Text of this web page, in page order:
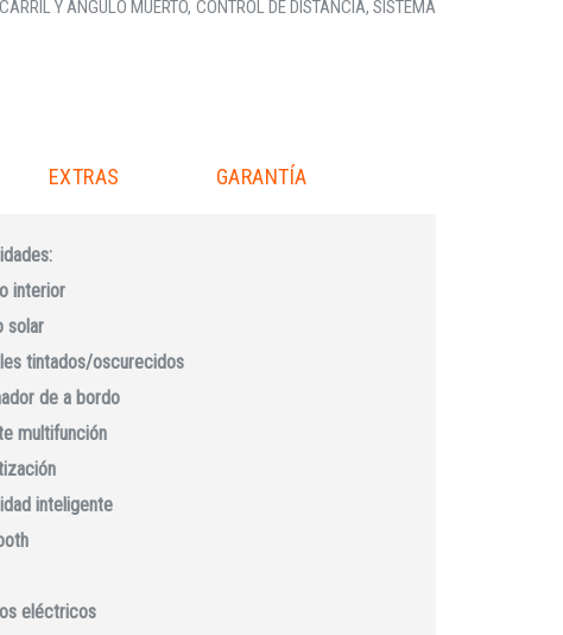
Y ANGULO MUERTO, CONTROL DE DISTANCIA, SISTEMA
EXTRAS GARANTÍA
interior
solar
tintados/oscurecidos
de a bordo
multifunción
inteligente
eléctricos